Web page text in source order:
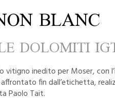
BLANC
DOLOMITI
inedito per Moser, con
fin dall’etichetta,
Paolo Tait.